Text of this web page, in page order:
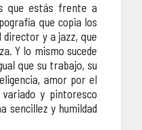
que estás frente a
que copia los
director y a jazz, que
Y lo mismo sucede
que su trabajo, su
amor por el
y pintoresco
sencillez y humildad